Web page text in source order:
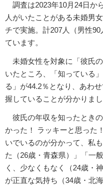
調査は2023年10月24日か
人がいたことがある未婚男
チで実施。計207人（男性
ています。
未婚女性を対象に「彼氏
いたところ、「知っている
る」が44.2％となり、あわ
握していることが分かりまし
彼氏の年収を知ったとき
かった！ ラッキーと思った
いでいるのが分かって、私
た（26歳・青森県）」「一
く、少なくもなく（24歳・
が正直な気持ち（34歳・北